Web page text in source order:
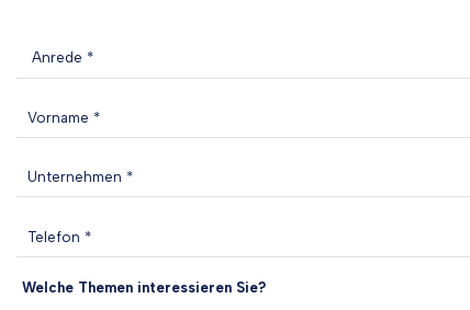
Welche Themen interessieren Sie?